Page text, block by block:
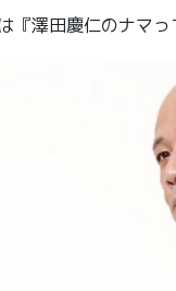
澤田慶仁のナマっ